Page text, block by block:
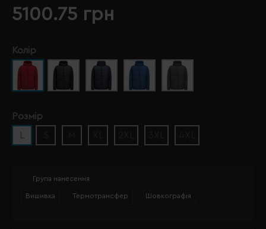
5100.75 грн
Колір
Розмір
Група нанесення
Вишивка Термотрансфер Шовкографія